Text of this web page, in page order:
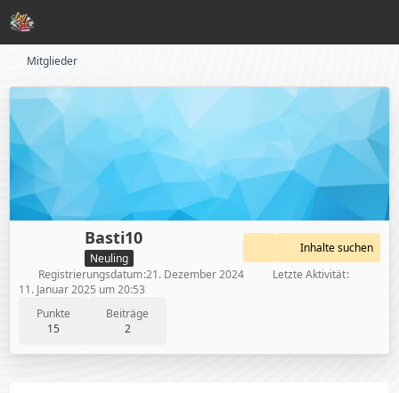
Mitglieder
Basti10
Neuling
Punkte
15
Beiträge
2
Inhalte suchen
Registrierungsdatum 21. Dezember 2024
Letzte Aktivität
11. Januar 2025 um 20:53